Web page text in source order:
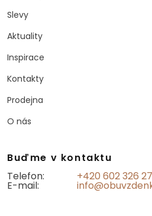
Slevy
Aktuality
Inspirace
Kontakty
Prodejna
O nás
Buďme v kontaktu
Telefon:
+420 602 326
E-mail: